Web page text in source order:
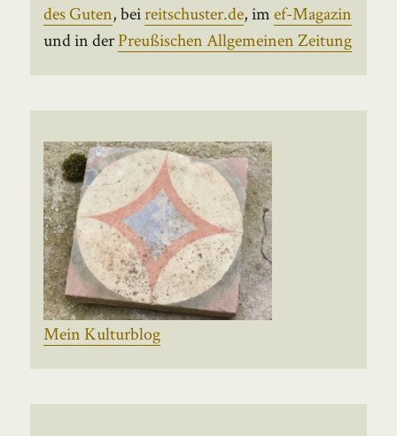
des Guten, beireitschuster.de, imef-Magazin
und in derPreußischen Allgemeinen Zeitung
Mein Kulturblog